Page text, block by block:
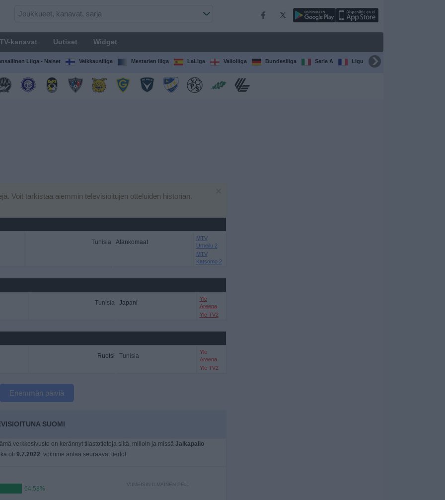
TV-kanavat Uutiset Widget
Liiga - Naiset Veikkausliiga Mestarien liiga LaLiga Valioliiga Bundesliiga Serie A Ligue 1
Voit tarkistaa aiemmin televisioitujen otteluiden historian.
Tunisia Alankomaat
MTV
Urheilu 2
MTV
Katsomo 2
Tunisia Japani
Yle
Areena
Yle TV2
Ruotsi Tunisia
Yle
Areena
Yle TV2
Enemmän päiviä
SUOMI
verkkosivusto on kerännyt tilastotietoja siitä, milloin ja missä Jalkapallo
oli 9.7.2022, voimme antaa seuraavat tiedot:
64,58%
VIIMEISIN ILMAINEN PELI